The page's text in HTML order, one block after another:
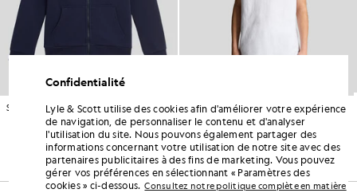
Sweat à capuche en coton Loopback avec fermeture éclair intégrale
VÊTEMENTS POUR ENFANTS
£60.00
T-shirt en coton
VÊTEMENTS POUR ENFANTS
£18.00
+5
Confidentialité
Lyle & Scott utilise des cookies afin d'améliorer votre expérience
de navigation, de personnaliser le contenu et d'analyser
l'utilisation du site. Nous pouvons également partager des
informations concernant votre utilisation de notre site avec des
partenaires publicitaires à des fins de marketing. Vous pouvez
gérer vos préférences en sélectionnant « Paramètres des
cookies » ci-dessous. Consultez notre politique complète en matière